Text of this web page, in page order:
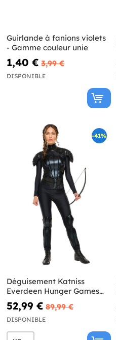
Guirlande à fanions violets
- Gamme couleur unie
1,40 € 3,99 €
DISPONIBLE
-41%
Déguisement Katniss
Everdeen Hunger Games
femme
52,99 € 89,99 €
DISPONIBLE